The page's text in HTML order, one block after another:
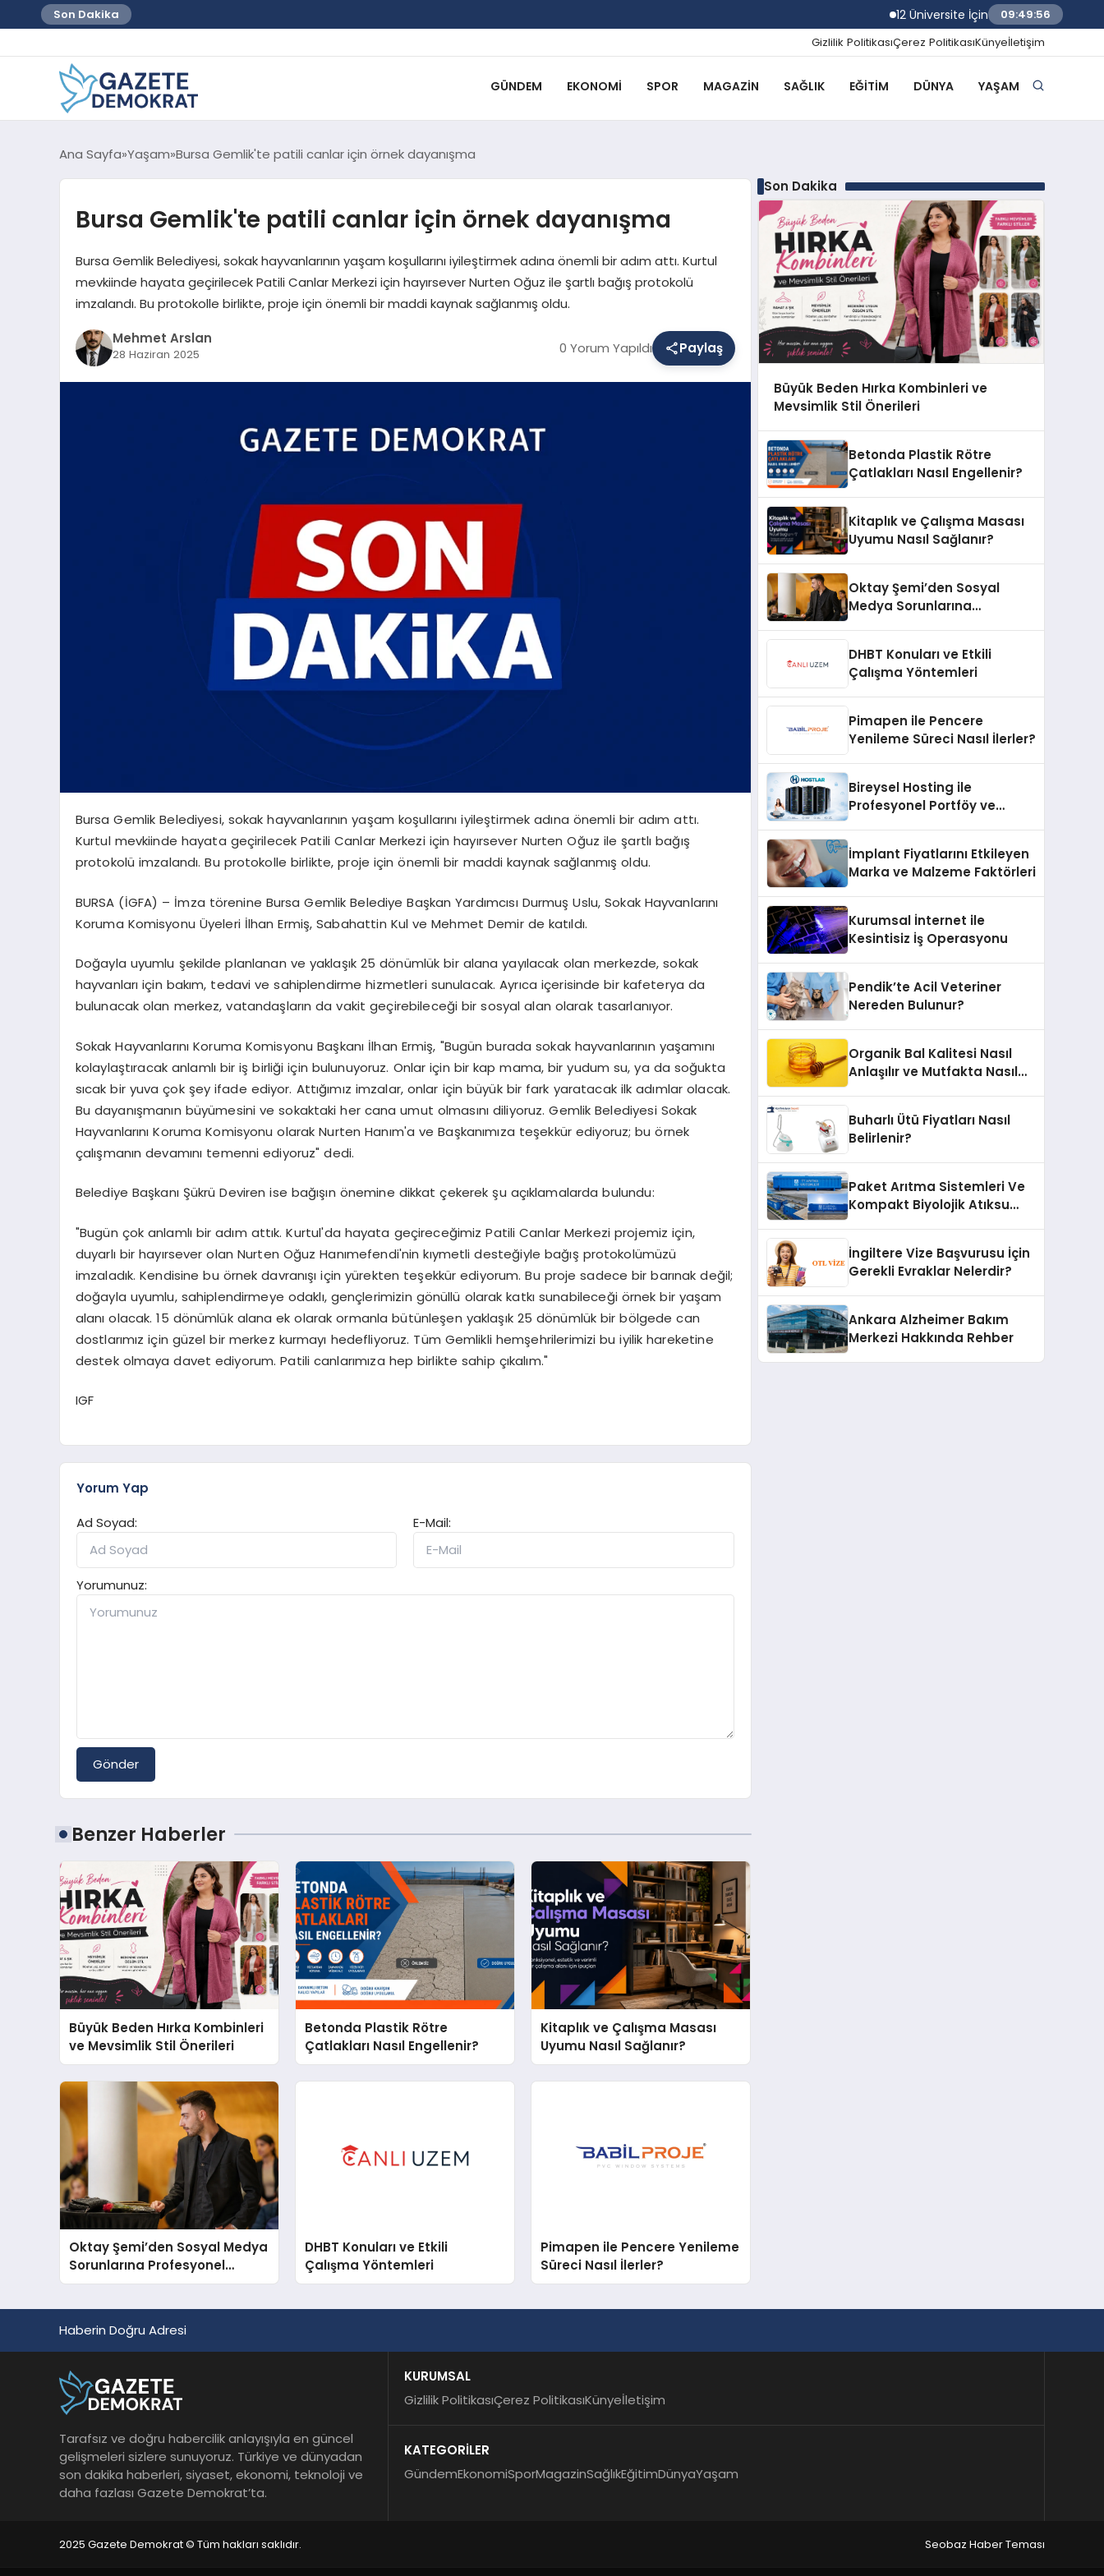
Son Dakika 12 Üniversite İçin Rektör Atama Başvuruları
09:49:57
Gizlilik PolitikasıÇerez PolitikasıKünyeİletişim
GÜNDEM EKONOMI SPOR MAGAZIN SAĞLIK EĞITIM DÜNYA YAŞAM
Ana Sayfa Yaşam Bursa Gemlik'te patili canlar için örnek dayanışma
Bursa Gemlik'te patili canlar için örnek dayanışma
Bursa Gemlik Belediyesi, sokak hayvanlarının yaşam koşullarını iyileştirmek adına önemli bir adım attı. Kurtul
mevkiinde hayata geçirilecek Patili Canlar Merkezi için hayırsever Nurten Oğuz ile şartlı bağış protokolü
imzalandı. Bu protokolle birlikte, proje için önemli bir maddi kaynak sağlanmış oldu.
Mehmet Arslan
28 Haziran 2025 0 Yorum Yapıldı Paylaş
Bursa Gemlik Belediyesi, sokak hayvanlarının yaşam koşullarını iyileştirmek adına önemli bir adım attı.
Kurtul mevkiinde hayata geçirilecek Patili Canlar Merkezi için hayırsever Nurten Oğuz ile şartlı bağış
protokolü imzalandı. Bu protokolle birlikte, proje için önemli bir maddi kaynak sağlanmış oldu.
BURSA (İGFA) – İmza törenine Bursa Gemlik Belediye Başkan Yardımcısı Durmuş Uslu, Sokak Hayvanlarını
Koruma Komisyonu Üyeleri İlhan Ermiş, Sabahattin Kul ve Mehmet Demir de katıldı.
Doğayla uyumlu şekilde planlanan ve yaklaşık 25 dönümlük bir alana yayılacak olan merkezde, sokak
hayvanları için bakım, tedavi ve sahiplendirme hizmetleri sunulacak. Ayrıca içerisinde bir kafeterya da
bulunacak olan merkez, vatandaşların da vakit geçirebileceği bir sosyal alan olarak tasarlanıyor.
Sokak Hayvanlarını Koruma Komisyonu Başkanı İlhan Ermiş, "Bugün burada sokak hayvanlarının yaşamını
kolaylaştıracak anlamlı bir iş birliği için bulunuyoruz. Onlar için bir kap mama, bir yudum su, ya da soğukta
sıcak bir yuva çok şey ifade ediyor. Attığımız imzalar, onlar için büyük bir fark yaratacak ilk adımlar olacak.
Bu dayanışmanın büyümesini ve sokaktaki her cana umut olmasını diliyoruz. Gemlik Belediyesi Sokak
Hayvanlarını Koruma Komisyonu olarak Nurten Hanım'a ve Başkanımıza teşekkür ediyoruz; bu örnek
çalışmanın devamını temenni ediyoruz" dedi.
Belediye Başkanı Şükrü Deviren ise bağışın önemine dikkat çekerek şu açıklamalarda bulundu:
"Bugün çok anlamlı bir adım attık. Kurtul'da hayata geçireceğimiz Patili Canlar Merkezi projemiz için,
duyarlı bir hayırsever olan Nurten Oğuz Hanımefendi'nin kıymetli desteğiyle bağış protokolümüzü
imzaladık. Kendisine bu örnek davranışı için yürekten teşekkür ediyorum. Bu proje sadece bir barınak değil;
doğayla uyumlu, sahiplendirmeye odaklı, gençlerimizin gönüllü olarak katkı sunabileceği örnek bir yaşam
alanı olacak. 15 dönümlük alana ek olarak ormanla bütünleşen yaklaşık 25 dönümlük bir bölgede can
dostlarımız için güzel bir merkez kurmayı hedefliyoruz. Tüm Gemlikli hemşehrilerimizi bu iyilik hareketine
destek olmaya davet ediyorum. Patili canlarımıza hep birlikte sahip çıkalım."
IGF
Yorum Yap
Ad Soyad:
E-Mail:
Yorumunuz:
Gönder
Benzer Haberler
Büyük Beden Hırka Kombinleri
ve Mevsimlik Stil Önerileri
Betonda Plastik Rötre
Çatlakları Nasıl Engellenir?
Kitaplık ve Çalışma Masası
Uyumu Nasıl Sağlanır?
Oktay Şemi’den Sosyal Medya
Sorunlarına Profesyonel
Müdahale ve Hızlı Çözüm
DHBT Konuları ve Etkili
Çalışma Yöntemleri
Pimapen ile Pencere Yenileme
Süreci Nasıl İlerler?
Son Dakika
Büyük Beden Hırka Kombinleri ve
Mevsimlik Stil Önerileri
Betonda Plastik Rötre
Çatlakları Nasıl Engellenir?
Kitaplık ve Çalışma Masası
Uyumu Nasıl Sağlanır?
Oktay Şemi’den Sosyal
Medya Sorunlarına
DHBT Konuları ve Etkili
Çalışma Yöntemleri
Pimapen ile Pencere
Yenileme Süreci Nasıl İlerler?
Bireysel Hosting ile
Profesyonel Portföy ve
İmplant Fiyatlarını Etkileyen
Marka ve Malzeme Faktörleri
Kurumsal İnternet ile
Kesintisiz İş Operasyonu
Pendik’te Acil Veteriner
Nereden Bulunur?
Organik Bal Kalitesi Nasıl
Anlaşılır ve Mutfakta Nasıl
Buharlı Ütü Fiyatları Nasıl
Belirlenir?
Paket Arıtma Sistemleri Ve
Kompakt Biyolojik Atıksu
İngiltere Vize Başvurusu İçin
Gerekli Evraklar Nelerdir?
Ankara Alzheimer Bakım
Merkezi Hakkında Rehber
Haberin Doğru Adresi
Tarafsız ve doğru habercilik anlayışıyla en güncel
gelişmeleri sizlere sunuyoruz. Türkiye ve dünyadan
son dakika haberleri, siyaset, ekonomi, teknoloji ve
daha fazlası Gazete Demokrat’ta.
KURUMSAL
Gizlilik PolitikasıÇerez PolitikasıKünyeİletişim
KATEGORİLER
GündemEkonomiSporMagazinSağlıkEğitimDünyaYaşam
2025 Gazete Demokrat © Tüm hakları saklıdır. Seobaz Haber Teması